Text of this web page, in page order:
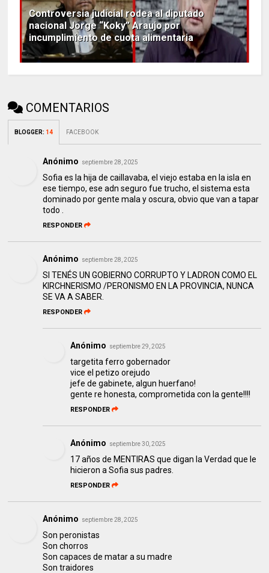
Controversia judicial rodea al diputado
nacional Jorge “Koky” Araujo por
incumplimiento de cuota alimentaria
COMENTARIOS
BLOGGER: 14 FACEBOOK
Anónimo septiembre 28, 2025
Sofia es la hija de caillavaba, el viejo estaba en la isla en
ese tiempo, ese adn seguro fue trucho, el sistema esta
dominado por gente mala y oscura, obvio que van a tapar
todo .
RESPONDER
Anónimo septiembre 28, 2025
SI TENÉS UN GOBIERNO CORRUPTO Y LADRON COMO EL
KIRCHNERISMO /PERONISMO EN LA PROVINCIA, NUNCA
SE VA A SABER.
RESPONDER
Anónimo septiembre 29, 2025
targetita ferro gobernador
vice el petizo orejudo
jefe de gabinete, algun huerfano!
gente re honesta, comprometida con la gente!!!!
RESPONDER
Anónimo septiembre 30, 2025
17 años de MENTIRAS que digan la Verdad que le
hicieron a Sofia sus padres.
RESPONDER
Anónimo septiembre 28, 2025
Son peronistas
Son chorros
Son capaces de matar a su madre
Son traidores